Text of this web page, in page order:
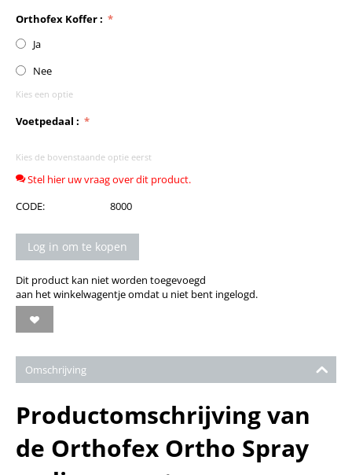
Orthofex Koffer :
Ja
Nee
Kies een optie
Voetpedaal :
Kies de bovenstaande optie eerst
Stel hier uw vraag over dit product.
CODE:
8000
Log in om te kopen
Dit product kan niet worden toegevoegd
aan het winkelwagentje omdat u niet bent ingelogd.
Omschrijving
Productomschrijving van
de Orthofex Ortho Spray